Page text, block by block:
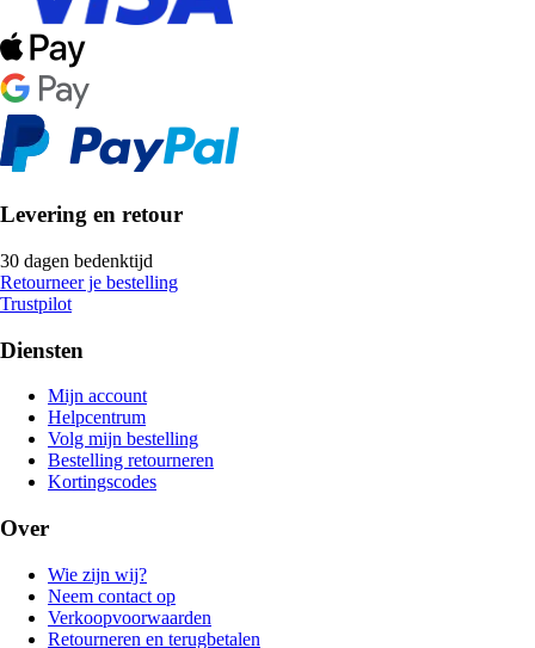
Levering en retour
30 dagen bedenktijd
Retourneer je bestelling
Trustpilot
Diensten
Mijn account
Helpcentrum
Volg mijn bestelling
Bestelling retourneren
Kortingscodes
Over
Wie zijn wij?
Neem contact op
Verkoopvoorwaarden
Retourneren en terugbetalen